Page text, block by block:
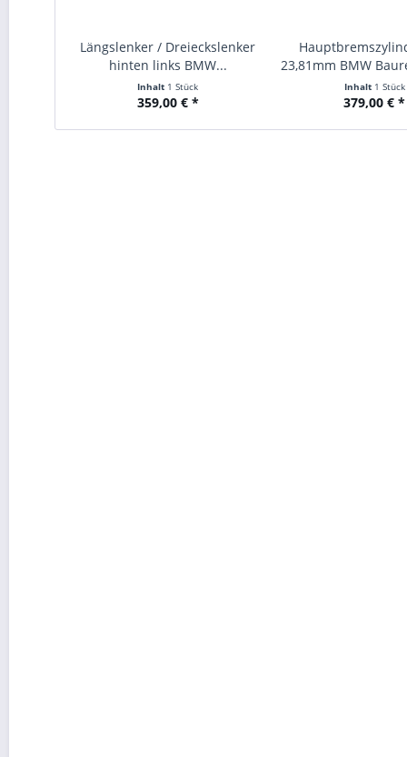
Längslenker / Dreieckslenker
hinten links BMW...
Inhalt 1 Stück
359,00 € *
23,81mm BMW
Inhalt 1 Stück
379,00 € *